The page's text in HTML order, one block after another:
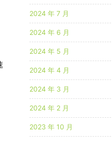
2024 年 7 月
2024 年 6 月
2024 年 5 月
2024 年 4 月
2024 年 3 月
2024 年 2 月
2023 年 10 月